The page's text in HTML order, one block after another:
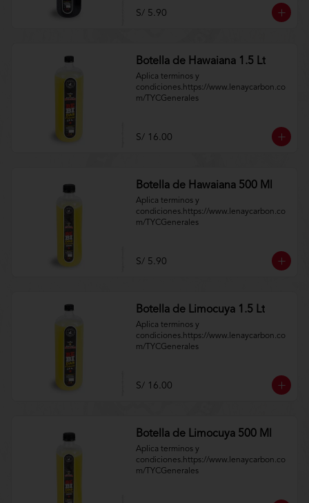
S/ 5.90
Botella de Hawaiana 1.5 Lt
Aplica terminos y
condiciones.https://www.lenaycarbon.co
m/TYCGenerales
S/ 16.00
Botella de Hawaiana 500 Ml
Aplica terminos y
condiciones.https://www.lenaycarbon.co
m/TYCGenerales
S/ 5.90
Botella de Limocuya 1.5 Lt
Aplica terminos y
condiciones.https://www.lenaycarbon.co
m/TYCGenerales
S/ 16.00
Botella de Limocuya 500 Ml
Aplica terminos y
condiciones.https://www.lenaycarbon.co
m/TYCGenerales